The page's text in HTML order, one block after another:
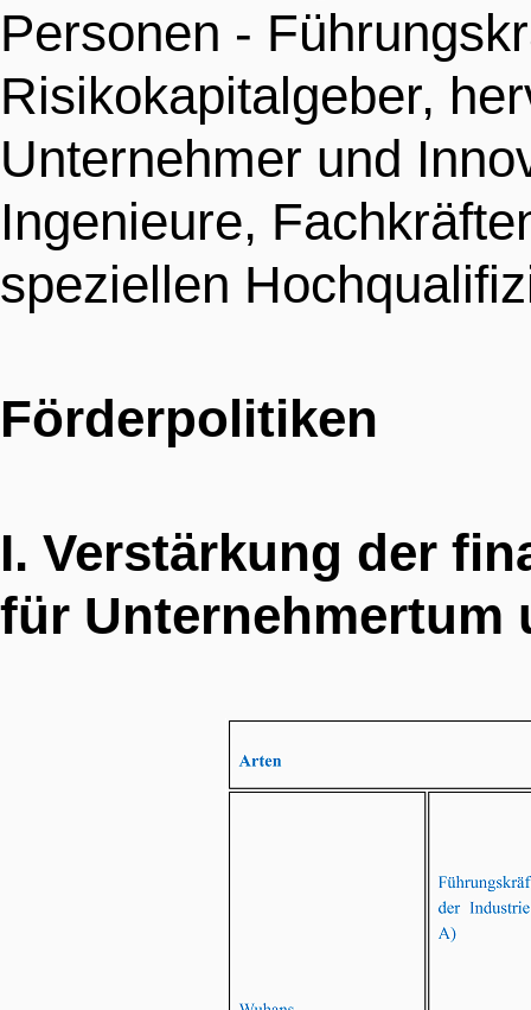
UNTERHALTUNG
HOTELS
Personen -
Risikokapitalgeber,
Unternehmer und
Ingenieure,
speziellen
Förderpolitiken
I. Verstärkung der
für Unternehmertum